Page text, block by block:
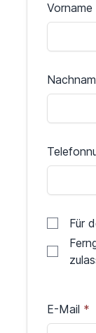
Vorname
Für
E-Mail